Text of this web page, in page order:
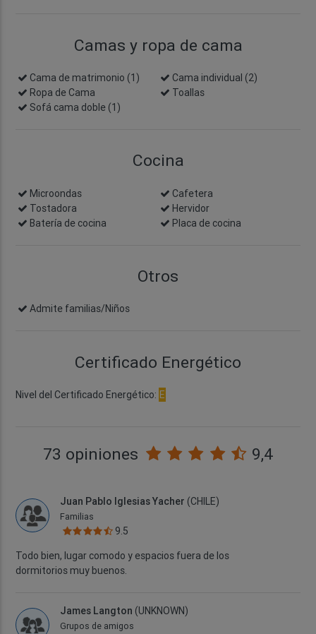
Camas y ropa de cama
Cama de matrimonio (1)
Cama individual (2)
Ropa de Cama
Toallas
Sofá cama doble (1)
Cocina
Microondas
Cafetera
Tostadora
Hervidor
Batería de cocina
Placa de cocina
Otros
Admite familias/Niños
Certificado Energético
Nivel del Certificado Energético: E
73 opiniones 9,4
Juan Pablo Iglesias Yacher (CHILE)
Familias
9.5
Todo bien, lugar comodo y espacios fuera de los
dormitorios muy buenos.
James Langton (UNKNOWN)
Grupos de amigos